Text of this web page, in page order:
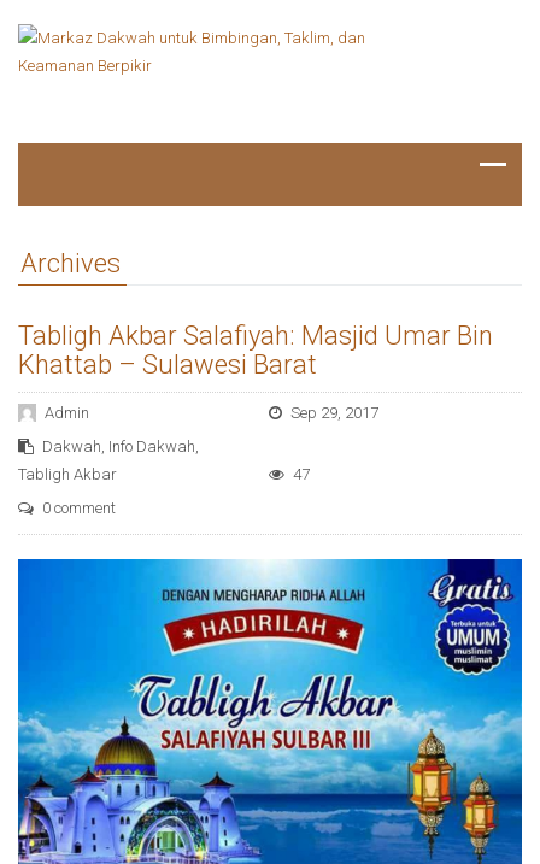
Archives
Tabligh Akbar Salafiyah: Masjid Umar Bin
Khattab – Sulawesi Barat
Admin
Sep 29, 2017
Dakwah, Info Dakwah,
Tabligh Akbar
47
0 comment